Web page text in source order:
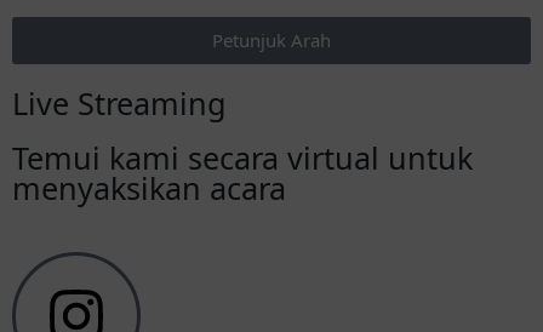
Petunjuk Arah
Live Streaming
Temui kami secara virtual untuk
menyaksikan acara